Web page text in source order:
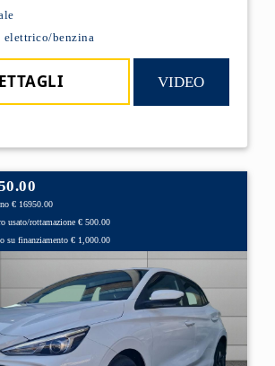
elettrico/benzina
VIDEO
€ 16950.00
usato/rottamazione € 500.00
su finanziamento € 1,000.00